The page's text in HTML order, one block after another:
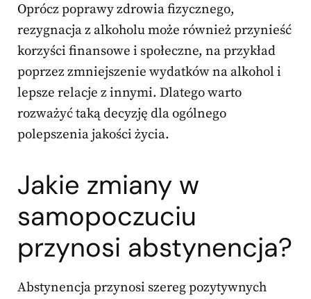
Oprócz poprawy zdrowia fizycznego,
rezygnacja z alkoholu może również przynieść
korzyści finansowe i społeczne, na przykład
poprzez zmniejszenie wydatków na alkohol i
lepsze relacje z innymi. Dlatego warto
rozważyć taką decyzję dla ogólnego
polepszenia jakości życia.
Jakie zmiany w
samopoczuciu
przynosi abstynencja?
Abstynencja przynosi szereg pozytywnych